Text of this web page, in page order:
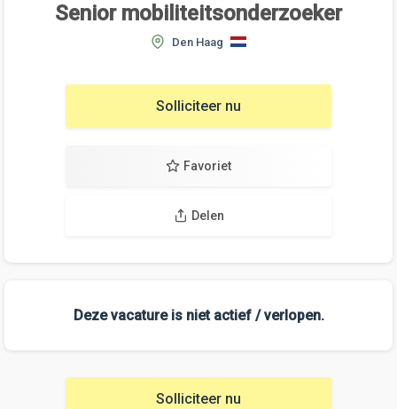
Senior mobiliteitsonderzoeker
Den Haag
Solliciteer nu
Favoriet
Delen
Deze vacature is niet actief / verlopen.
Solliciteer nu